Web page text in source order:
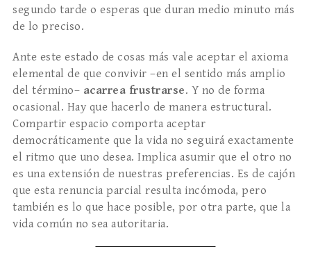
segundo tarde o esperas que duran medio minuto más
de lo preciso.
Ante este estado de cosas más vale aceptar el axioma
elemental de que convivir –en el sentido más amplio
del término– acarrea frustrarse. Y no de forma
ocasional. Hay que hacerlo de manera estructural.
Compartir espacio comporta aceptar
democráticamente que la vida no seguirá exactamente
el ritmo que uno desea. Implica asumir que el otro no
es una extensión de nuestras preferencias. Es de cajón
que esta renuncia parcial resulta incómoda, pero
también es lo que hace posible, por otra parte, que la
vida común no sea autoritaria.